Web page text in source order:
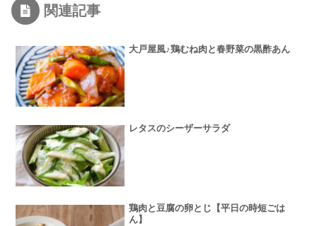
関連記事
大戸屋風♪鶏むね肉と春野菜の黒酢あん
レタスのシーザーサラダ
鶏肉と豆腐の卵とじ【平日の時短ごは
ん】